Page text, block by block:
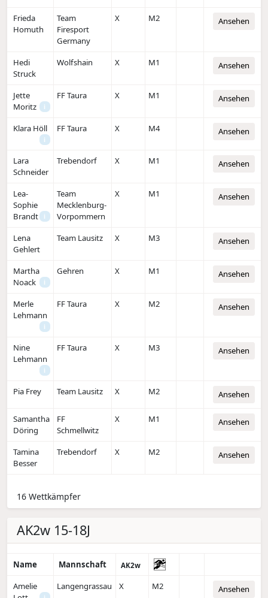
Frieda
Homuth
Team
Firesport
Germany
X M2 Ansehen
Hedi
Struck
Wolfshain X M1 Ansehen
Jette
Moritz
i
FF Taura X M1 Ansehen
Klara Höll
i
FF Taura X M4 Ansehen
Lara
Schneider
Trebendorf X M1 Ansehen
Lea-
Sophie
Brandt
i
Team
Mecklenburg-
Vorpommern
X M1 Ansehen
Lena
Gehlert
Team Lausitz X M3 Ansehen
Martha
Noack
i
Gehren X M1 Ansehen
Merle
Lehmann
i
FF Taura X M2 Ansehen
Nine
Lehmann
i
FF Taura X M3 Ansehen
Pia Frey Team Lausitz X M2 Ansehen
Samantha
Döring
FF
Schmellwitz
X M1 Ansehen
Tamina
Besser
Trebendorf X M2 Ansehen
16 Wettkämpfer
AK2w 15-18J
Name Mannschaft AK2w
Amelie
Langengrassau X M2 Ansehen